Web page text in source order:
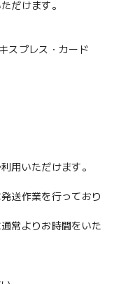
だけます。
プレス・カード
用いただけます。
送作業を行っており
常よりお時間をいた